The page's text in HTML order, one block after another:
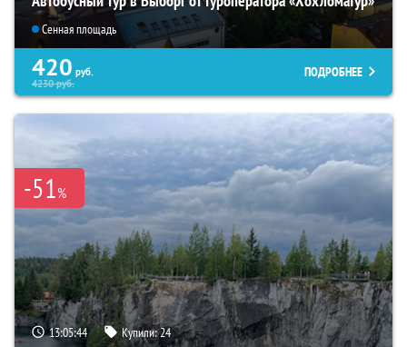
Сенная площадь
420 руб.
4230руб.
ПОДРОБНЕЕ
-51%
13:05:43 Купили:24